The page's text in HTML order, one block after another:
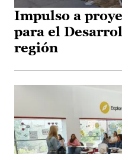
Impulso a
para el
región